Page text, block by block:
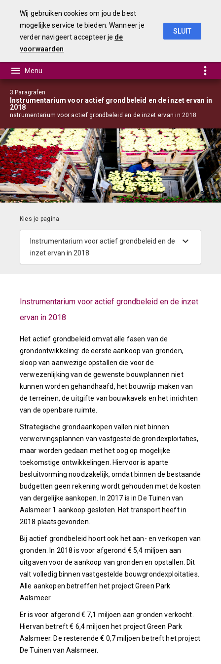
3 Paragrafen
Instrumentarium voor actief grondbeleid en de inzet ervan in
2018
Instrumentarium voor actief grondbeleid en de inzet ervan in 2018
Instrumentarium voor actief grondbeleid en de inzet
ervan in 2018
Het actief grondbeleid omvat alle fasen van de
grondontwikkeling: de eerste aankoop van gronden,
sloop van aanwezige opstallen die voor de
verwezenlijking van de gewenste bouwplannen niet
kunnen worden gehandhaafd, het bouwrijp maken van
de terreinen, de uitgifte van bouwkavels en het inrichten
van de openbare ruimte.
Strategische grondaankopen vallen niet binnen
verwervingsplannen van vastgestelde grondexploitaties,
maar worden gedaan met het oog op mogelijke
toekomstige ontwikkelingen. Hiervoor is aparte
besluitvorming noodzakelijk, omdat binnen de bestaande
budgetten geen rekening wordt gehouden met de kosten
van dergelijke aankopen. In 2017 is in De Tuinen van
Aalsmeer 1 aankoop gesloten. Het transport heeft in
2018 plaatsgevonden.
Bij actief grondbeleid hoort ook het aan- en verkopen van
gronden. In 2018 is voor afgerond € 5,4 miljoen aan
uitgaven voor de aankoop van gronden en opstallen. Dit
valt volledig binnen vastgestelde bouwgrondexploitaties.
Alle aankopen betreffen het project Green Park
Aalsmeer.
Er is voor afgerond € 7,1 miljoen aan gronden verkocht.
Hiervan betreft € 6,4 miljoen het project Green Park
Aalsmeer. De resterende € 0,7 miljoen betreft het project
De Tuinen van Aalsmeer.
Wij gebruiken cookies om jou de best
mogelijke service te bieden. Wanneer je
verder navigeert accepteer je de
voorwaarden
SLUIT